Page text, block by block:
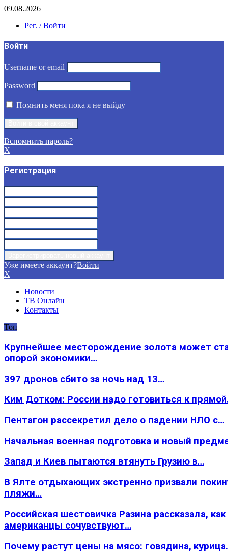
09.08.2026
Рег. / Войти
Войти
Username or email
Password
Помнить меня пока я не выйду
Вспомнить пароль?
X
Регистрация
Уже имеете аккаунт?Войти
X
Новости
ТВ Онлайн
Контакты
Топ
Крупнейшее месторождение золота может
опорой экономики…
397 дронов сбито за ночь над 13…
Ким Дотком: России надо готовиться к
Пентагон рассекретил дело о падении НЛО с…
Начальная военная подготовка и новый
Запад и Киев пытаются втянуть Грузию в…
В Ялте отдыхающих экстренно призвали
пляжи…
Российская шестовичка Разина рассказала, как
американцы сочувствуют…
Почему растут цены на мясо: говядина,